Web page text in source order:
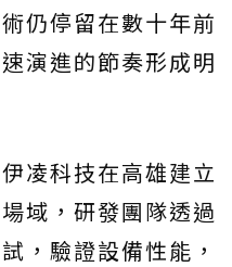
仍停留在數十年前
演進的節奏形成明
凌科技在高雄建立
域，研發團隊透過
，驗證設備性能，